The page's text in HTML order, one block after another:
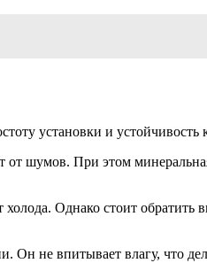
установки и устойчивость
шумов. При этом
Однако стоит обратить
Он не впитывает влагу, что